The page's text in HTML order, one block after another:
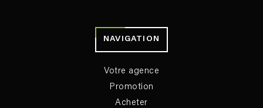
NAVIGATION
Votre agence
Promotion
Acheter